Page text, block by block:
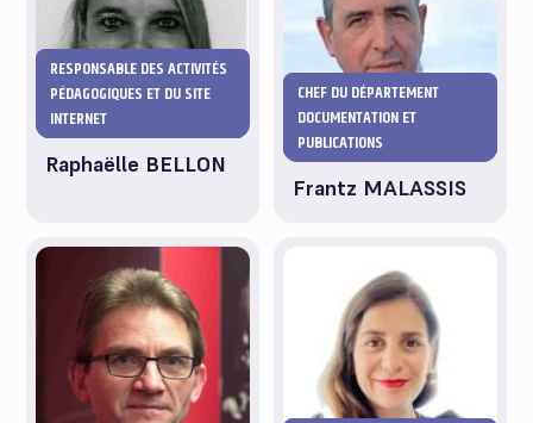
RESPONSABLE DES ACTIVITÉS
PÉDAGOGIQUES ET DU SITE
INTERNET
Raphaëlle BELLON
CHEF DU DÉPARTEMENT
DOCUMENTATION ET
PUBLICATIONS
Frantz MALASSIS